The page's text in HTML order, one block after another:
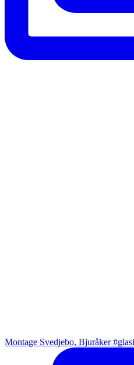
Montage Svedjebo, Bjuråker